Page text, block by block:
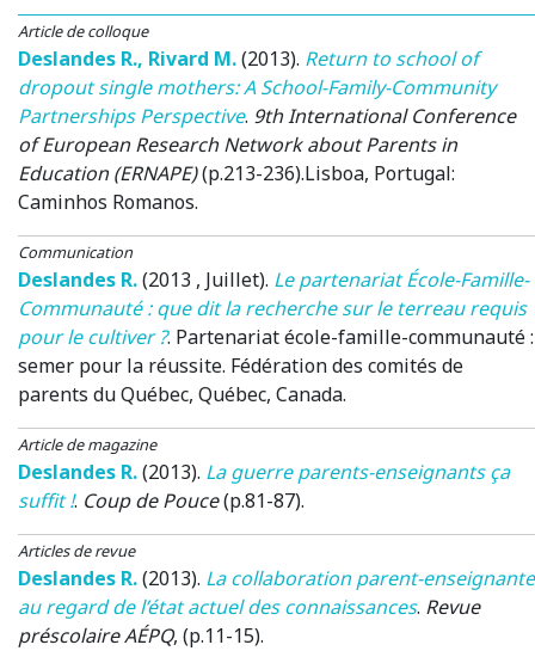
Article de colloque
Deslandes R., Rivard M.(2013). Return to school of
dropout single mothers: A School-Family-Community
Partnerships Perspective. 9th International Conference
of European Research Network about Parents in
Education (ERNAPE)(p.213-236).Lisboa, Portugal:
Caminhos Romanos.
Communication
Deslandes R.(2013 , Juillet). Le partenariat École-Famille-
Communauté : que dit la recherche sur le terreau requis
pour le cultiver ?. Partenariat école-famille-communauté :
semer pour la réussite. Fédération des comités de
parents du Québec, Québec, Canada.
Article de magazine
Deslandes R.(2013). La guerre parents-enseignants ça
suffit !. Coup de Pouce(p.81-87).
Articles de revue
Deslandes R.(2013). La collaboration parent-enseignante
au regard de l’état actuel des connaissances. Revue
préscolaire AÉPQ, (p.11-15).